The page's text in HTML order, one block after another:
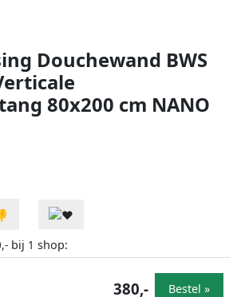
Douchewand BWS
80x200 cm NANO
bij 1 shop:
380,- Bestel »